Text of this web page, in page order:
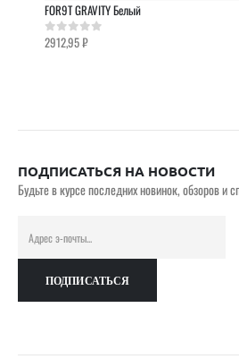
FOR9T GRAVITY Белый
0out of 5
2912,95₽
ПОДПИСАТЬСЯ НА НОВОСТИ
Будьте в курсе последних новинок, обзоров и